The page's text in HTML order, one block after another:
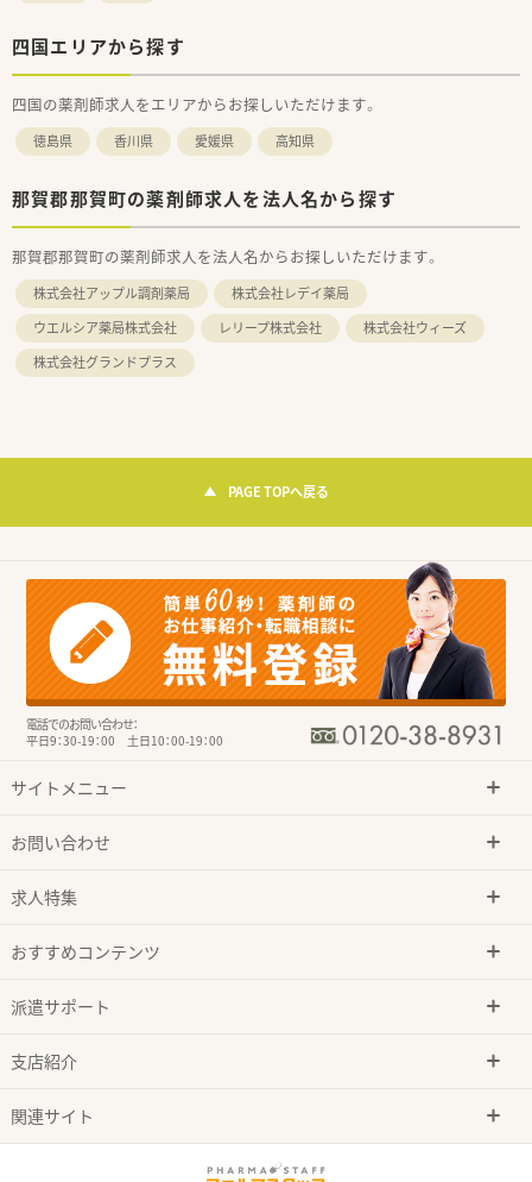
四国エリアから探す
四国の薬剤師求人をエリアからお探しいただけます。
徳島県 香川県 愛媛県 高知県
那賀郡那賀町の薬剤師求人を法人名から探す
那賀郡那賀町の薬剤師求人を法人名からお探しいただけます。
株式会社アップル調剤薬局
株式会社レデイ薬局
ウエルシア薬局株式会社
レリープ株式会社
株式会社ウィーズ
株式会社グランドプラス
PAGE TOPへ戻る
電話でのお問い合わせ：
平日9：30-19：00 土日10：00-19：00
サイトメニュー
お問い合わせ
求人特集
おすすめコンテンツ
派遣サポート
支店紹介
関連サイト